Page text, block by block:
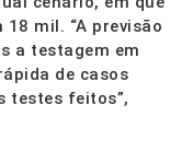
mil. “A previsão
a testagem em
de casos
testes feitos”,